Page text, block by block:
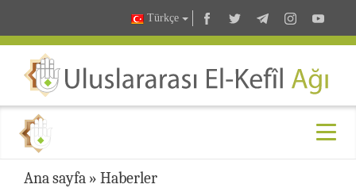
Türkçe
Ana sayfa » Haberler